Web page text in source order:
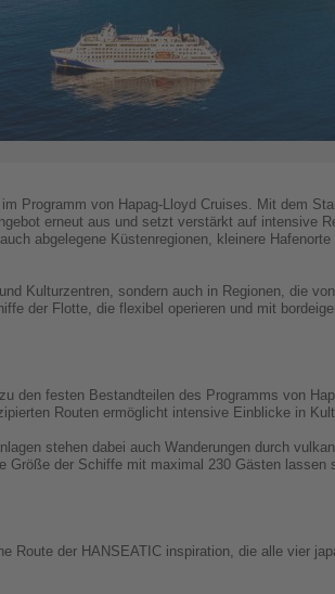
Programm von Hapag-Lloyd Cruises. Mit dem
erneut aus und setzt verstärkt auf intensive
abgelegene Küstenregionen, kleinere
Kulturzentren, sondern auch in Regionen, die
der Flotte, die flexibel operieren und mit
den festen Bestandteilen des Programms von
Routen ermöglicht intensive Einblicke in
stehen dabei auch Wanderungen durch
Größe der Schiffe mit maximal 230 Gästen lassen
Route der HANSEATIC inspiration, die alle vier